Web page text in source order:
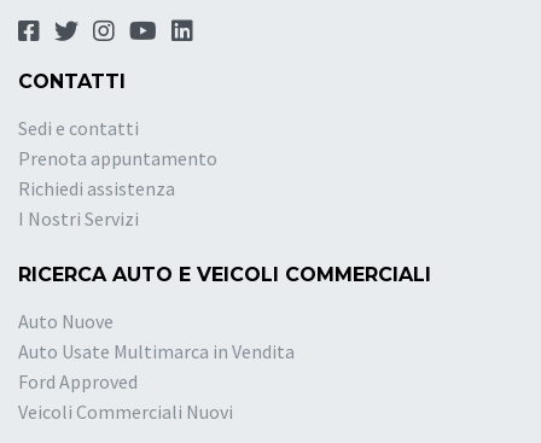
CONTATTI
Sedi e contatti
Prenota appuntamento
Richiedi assistenza
I Nostri Servizi
RICERCA AUTO E VEICOLI COMMERCIALI
Auto Nuove
Auto Usate Multimarca in Vendita
Ford Approved
Veicoli Commerciali Nuovi